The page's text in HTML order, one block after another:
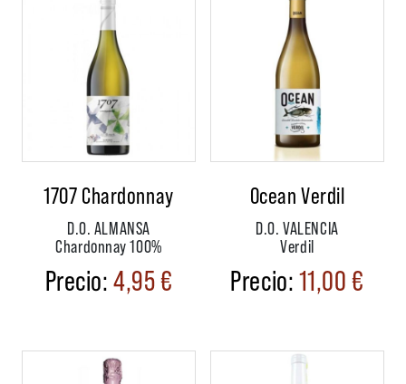
1707 Chardonnay
D.O. ALMANSA
Chardonnay 100%
4,95€
Ocean Verdil
D.O. VALENCIA
Verdil
11,00€